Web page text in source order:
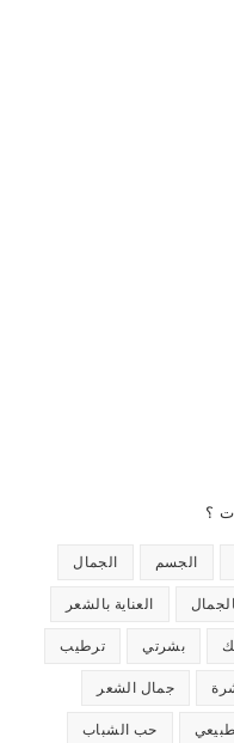
؟
الجسم الجمال
العناية بالشعر
بشرتي ترطيب
جمال الشعر
حب الشباب